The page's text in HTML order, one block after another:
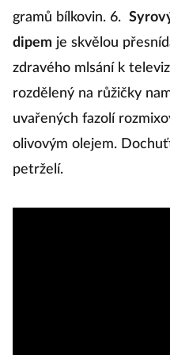
gramů bílkovin. 6.
dipem je skvělou
zdravého mlsání k
rozdělený na růžičky
uvařených fazolí
olivovým olejem.
petrželí.